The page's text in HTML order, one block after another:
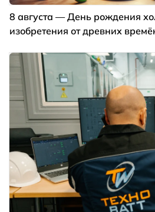
8 августа — День рождения
изобретения от древних